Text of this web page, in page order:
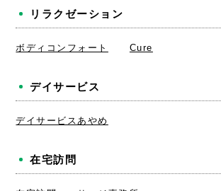
リラクゼーション
ボディコンフォート Cure
デイサービス
デイサービスあやめ
在宅訪問